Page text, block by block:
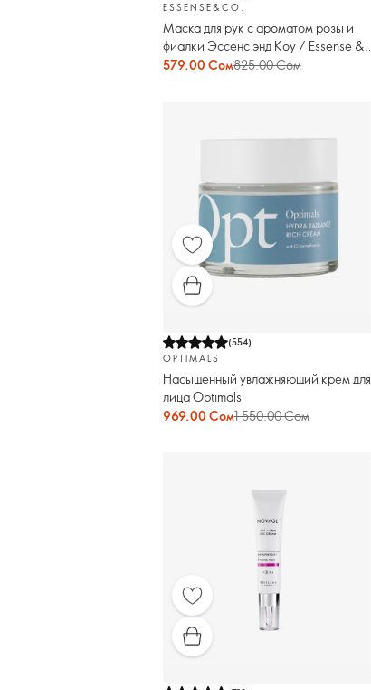
ESSENSE&CO.
Маска для рук с ароматом розы и
фиалки Эссенс энд Коу / Essense &
Co.
579.00 Сом825.00 Сом
(554)
OPTIMALS
Насыщенный увлажняющий крем для
лица Optimals
969.00 Сом1 550.00 Сом